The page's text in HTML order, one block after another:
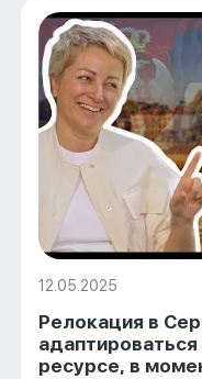
12.05.2025
Релокация в
ресурсе, в